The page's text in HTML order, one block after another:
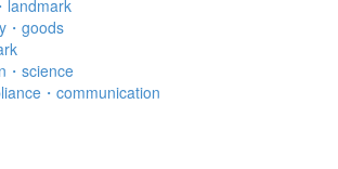
landmark
・goods
・science
・communication